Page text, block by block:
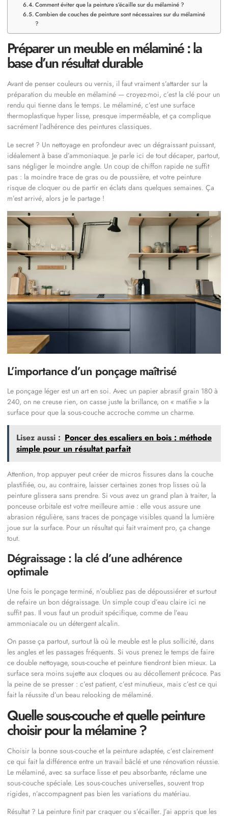
Comment éviter que la peinture s’écaille sur du mélaminé ?
Combien de couches de peinture sont nécessaires sur du mélaminé
?
Préparer un meuble en mélaminé : la
base d’un résultat durable
Avant de penser couleurs ou vernis, il faut vraiment s’attarder sur la
préparation du meuble en mélaminé — croyez-moi, c’est la clé pour un
rendu qui tienne dans le temps. Le mélaminé, c’est une surface
thermoplastique hyper lisse, presque imperméable, et ça complique
sacrément l’adhérence des peintures classiques.
Le secret ? Un nettoyage en profondeur avec un dégraissant puissant,
idéalement à base d’ammoniaque. Je parle ici de tout décaper, partout,
sans négliger le moindre angle. Un coup de chiffon rapide ne suffit
pas : la moindre trace de gras ou de poussière, et votre peinture
risque de cloquer ou de partir en éclats dans quelques semaines. Ça
m’est arrivé, alors je le partage !
L’importance d’un ponçage maîtrisé
Le ponçage léger est un art en soi. Avec un papier abrasif grain 180 à
240, on ne creuse rien, on casse juste la brillance, on « matifie » la
surface pour que la sous-couche accroche comme un charme.
Lisez aussi : Poncer des escaliers en bois : méthode
simple pour un résultat parfait
Attention, trop appuyer peut créer de micros fissures dans la couche
plastifiée, ou, au contraire, laisser certaines zones trop lisses où la
peinture glissera sans prendre. Si vous avez un grand plan à traiter, la
ponceuse orbitale est votre meilleure amie : elle vous assure une
abrasion régulière, sans traces de ponçage visibles quand la lumière
joue sur la surface. Pour un résultat qui fait vraiment pro, ça change
tout.
Dégraissage : la clé d’une adhérence
optimale
Une fois le ponçage terminé, n’oubliez pas de dépoussiérer et surtout
de refaire un bon dégraissage. Un simple coup d’eau claire ici ne
suffit pas. Il vous faut un produit spécifique, comme de l’eau
ammoniacale ou un détergent alcalin.
On passe ça partout, surtout là où le meuble est le plus sollicité, dans
les angles et les passages fréquents. Si vous prenez le temps de faire
ce double nettoyage, sous-couche et peinture tiendront bien mieux. La
surface sera moins sujette aux cloques ou au décollement précoce. Pas
la peine de se presser : c’est patient, c’est minutieux, mais c’est ce qui
fait la réussite d’un beau relooking de mélaminé.
Quelle sous-couche et quelle peinture
choisir pour la mélamine ?
Choisir la bonne sous-couche et la peinture adaptée, c’est clairement
ce qui fait la différence entre un travail bâclé et une rénovation réussie.
Le mélaminé, avec sa surface lisse et peu absorbante, réclame une
sous-couche spéciale. Les sous-couches universelles, souvent trop
rigides, n’accompagnent pas bien les variations du matériau.
Résultat ? La peinture finit par craquer ou s’écailler. J’ai appris que les